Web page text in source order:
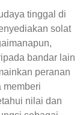
tinggal di
solat
bandar lain
peranan
memberi
nilai dan